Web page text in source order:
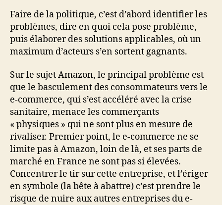
Faire de la politique, c’est d’abord identifier les
problèmes, dire en quoi cela pose problème,
puis élaborer des solutions applicables, où un
maximum d’acteurs s’en sortent gagnants.
Sur le sujet Amazon, le principal problème est
que le basculement des consommateurs vers le
e-commerce, qui s’est accéléré avec la crise
sanitaire, menace les commerçants
« physiques » qui ne sont plus en mesure de
rivaliser. Premier point, le e-commerce ne se
limite pas à Amazon, loin de là, et ses parts de
marché en France ne sont pas si élevées.
Concentrer le tir sur cette entreprise, et l’ériger
en symbole (la bête à abattre) c’est prendre le
risque de nuire aux autres entreprises du e-